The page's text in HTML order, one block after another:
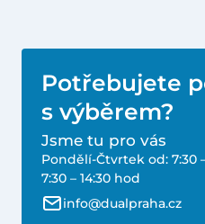
Potřebujete
s výběrem?
Jsme tu pro vás
Pondělí-Čtvrtek od: 7:30
7:30 – 14:30 hod
info@dualpraha.cz